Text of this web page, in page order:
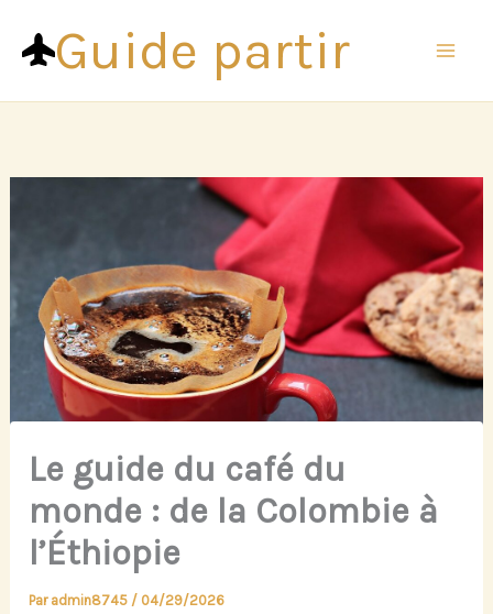
contenuGuide partir
Le guide du café du
monde : de la Colombie à
l’Éthiopie
Par admin8745 / 04/29/2026